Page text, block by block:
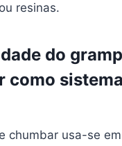
resinas.
do
como
chumbar usa-se